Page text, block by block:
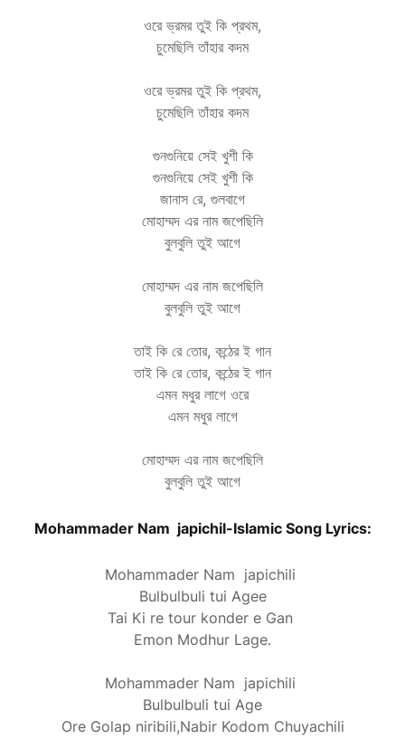
ওরে ভ্রমর তুই কি প্রথম,
চুমেছিলি তাঁহার কদম
ওরে ভ্রমর তুই কি প্রথম,
চুমেছিলি তাঁহার কদম
গুনগুনিয়ে সেই খুশী কি
গুনগুনিয়ে সেই খুশী কি
জানাস রে, গুলবাগে
মোহাম্মদ এর নাম জপেছিলি
বুলবুলি তুই আগে
মোহাম্মদ এর নাম জপেছিলি
বুলবুলি তুই আগে
তাই কি রে তোর, কন্ঠের ই গান
তাই কি রে তোর, কন্ঠের ই গান
এমন মধুর লাগে ওরে
এমন মধুর লাগে
মোহাম্মদ এর নাম জপেছিলি
বুলবুলি তুই আগে
Mohammader Nam japichil-Islamic Song Lyrics:
Mohammader Nam japichili
Bulbulbuli tui Agee
Tai Ki re tour konder e Gan
Emon Modhur Lage.
Mohammader Nam japichili
Bulbulbuli tui Age
Ore Golap niribili,Nabir Kodom Chuyachili